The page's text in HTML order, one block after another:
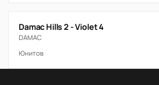
Damac Hills 2 - Violet 4
DAMAC
Юнитов